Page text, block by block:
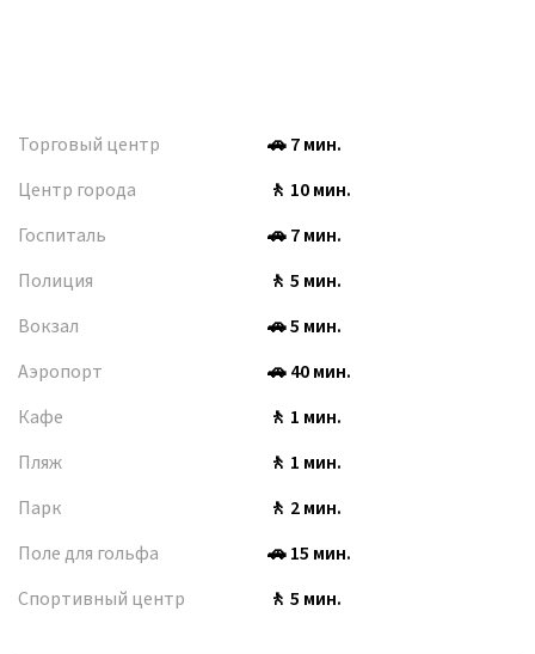
Торговый центр
🚗 7 мин.
Центр города
🚶 10 мин.
Госпиталь
🚗 7 мин.
Полиция
🚶 5 мин.
Вокзал
🚗 5 мин.
Аэропорт
🚗 40 мин.
Кафе
🚶 1 мин.
Пляж
🚶 1 мин.
Парк
🚶 2 мин.
Поле для гольфа
🚗 15 мин.
Спортивный центр
🚶 5 мин.